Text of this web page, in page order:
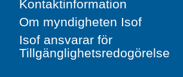
Kontaktinformation
Om myndigheten Isof
Isof ansvarar för
Tillgänglighetsredogörelse